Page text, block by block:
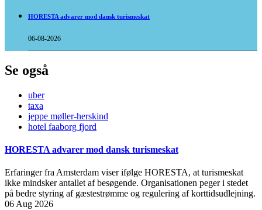
HORESTA advarer mod dansk turismeskat
06-08-2026
Se også
uber
taxa
jeppe møller-herskind
hotel faaborg fjord
HORESTA advarer mod dansk turismeskat
Erfaringer fra Amsterdam viser ifølge HORESTA, at turismeskat
ikke mindsker antallet af besøgende. Organisationen peger i stedet
på bedre styring af gæstestrømme og regulering af korttidsudlejning.
06 Aug 2026